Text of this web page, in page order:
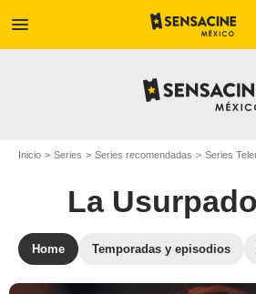
menu
Inicio Series Series recomendadas Series
La
Home Temporadas y episodios